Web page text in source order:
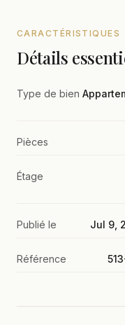
CARACTÉRISTIQUES
Détails
Type de bien
Pièces
Étage
Publié le Jul 9,
Référence